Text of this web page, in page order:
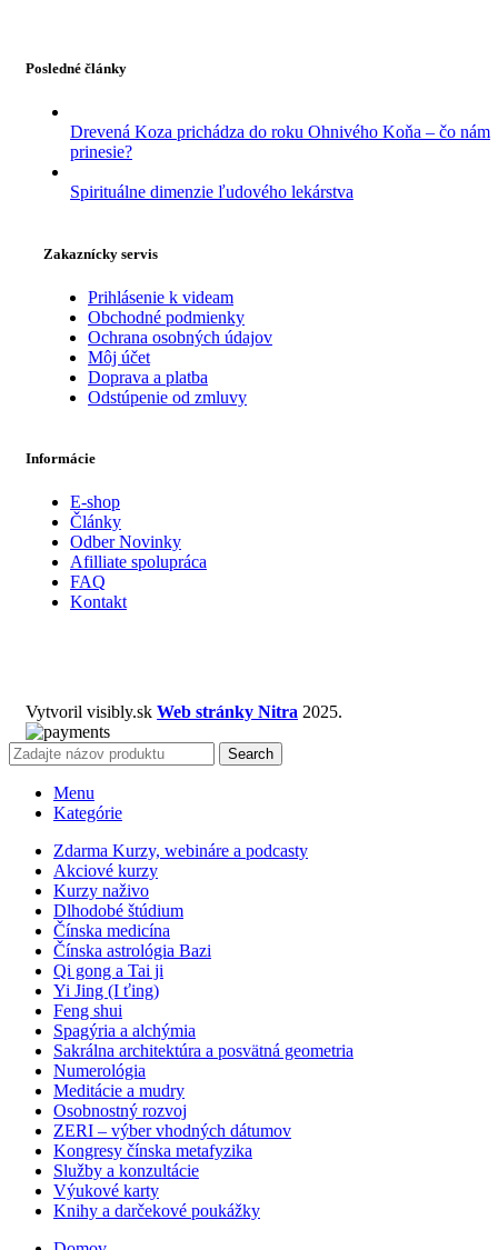
Posledné články
Drevená Koza prichádza do roku Ohnivého Koňa – čo nám
prinesie?
Spirituálne dimenzie ľudového lekárstva
Zakaznícky servis
Prihlásenie k videam
Obchodné podmienky
Ochrana osobných údajov
Môj účet
Doprava a platba
Odstúpenie od zmluvy
Informácie
E-shop
Články
Odber Novinky
Afilliate spolupráca
FAQ
Kontakt
Vytvoril visibly.sk Web stránky Nitra 2025.
Search
Menu
Kategórie
Zdarma Kurzy, webináre a podcasty
Akciové kurzy
Kurzy naživo
Dlhodobé štúdium
Čínska medicína
Čínska astrológia Bazi
Qi gong a Tai ji
Yi Jing (I ťing)
Feng shui
Spagýria a alchýmia
Sakrálna architektúra a posvätná geometria
Numerológia
Meditácie a mudry
Osobnostný rozvoj
ZERI – výber vhodných dátumov
Kongresy čínska metafyzika
Služby a konzultácie
Výukové karty
Knihy a darčekové poukážky